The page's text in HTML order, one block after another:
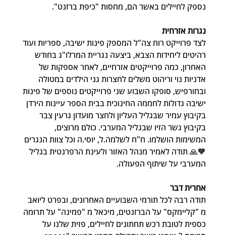
נספק לחיילים באשר הם, מחסות "כיפת ברזנט".
נגרות אזרחית
לצד פרוייקט רוח צה"ל המספק פינות ישיבה, ספריות ועוד
רהיטים ליחידות הצבא, ביצעה נגריית המרלו"ג בחודש
האחרון, כמה פרוייקטים אזרחיים, לאחר אספקות של
אדניות נוי וריהוט משלים לחצרות גני הילדים במטולה
ובחורפיש, סופקו השבוע שני פרוייקטים נוספים של פינות
ישיבה גדולות לחממה החינוכית בבית הספר עיינות הירדן
בקיבוץ עמיר שבגליל העליון ולחצר מועדון גרעין צבר
בקיבוץ גשר הזיו שבגליל המערבי. כולם מרוצים,
המשימות הושלמו. ח"ח לשלמה.ל, יוסי.ה וכל צוות הנגרים
🧡🙏 תודה לאמיר מנהל האזור ולעינת הרפרנטית בגליל
המערבי על שיתוף הפעולה.
אחרית דבר
תודה רבה לכל תורמי השבועיים האחרונים, ובפרט ליואב
מ "קליימקס" על הברזנטים, מיכאל מ "פמינה" על תרומה
כספית לטובת רכש תחתונים לחיילים, פזית שלנו על